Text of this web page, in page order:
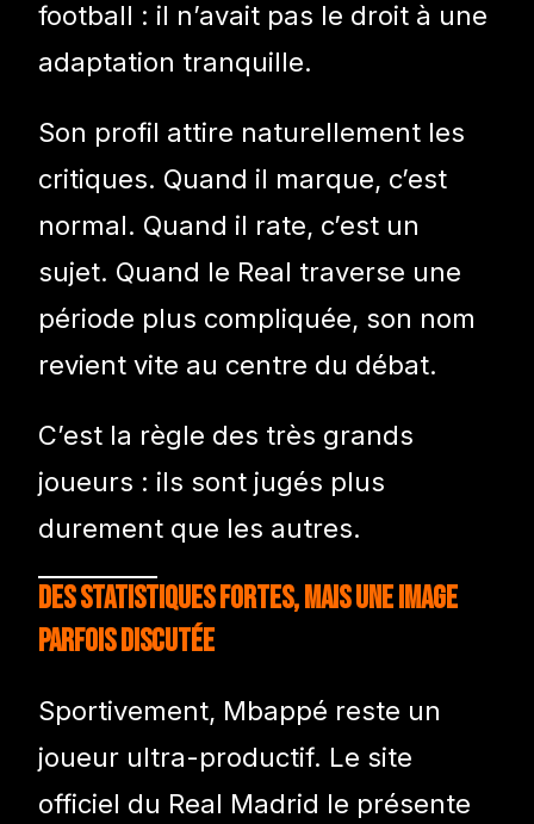
football : il n’avait pas le droit à une
adaptation tranquille.
Son profil attire naturellement les
critiques. Quand il marque, c’est
normal. Quand il rate, c’est un
sujet. Quand le Real traverse une
période plus compliquée, son nom
revient vite au centre du débat.
C’est la règle des très grands
joueurs : ils sont jugés plus
durement que les autres.
Des statistiques fortes, mais une image
parfois discutée
Sportivement, Mbappé reste un
joueur ultra-productif. Le site
officiel du Real Madrid le présente